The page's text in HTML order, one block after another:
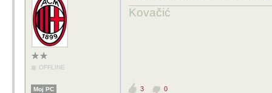
OFFLINE
Kovačić
Moj PC 3 0